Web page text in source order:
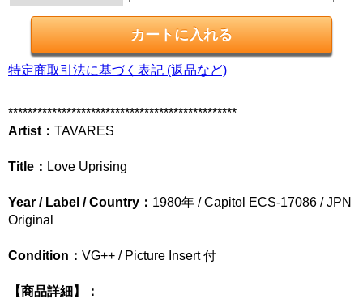
特定商取引法に基づく表記 (返品など)
***********************************************
Artist： TAVARES
Title： Love Uprising
Year / Label / Country： 1980年 / Capitol ECS-17086 / JPN
Original
Condition： VG++ / Picture Insert 付
【商品詳細】：